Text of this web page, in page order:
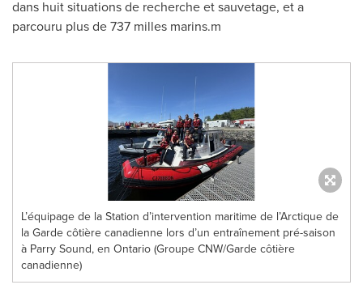
dans huit situations de recherche et sauvetage, et a
parcouru plus de 737 milles marins.m
L’équipage de la Station d’intervention maritime de l’Arctique de
la Garde côtière canadienne lors d’un entraînement pré-saison
à Parry Sound, en Ontario (Groupe CNW/Garde côtière
canadienne)